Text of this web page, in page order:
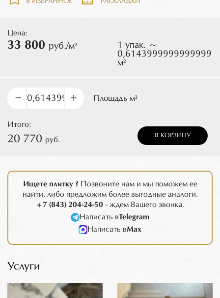
Цена:
33 800 руб./м²
1 упак. ~
0,6143999999999999
м²
– + Площадь м²
Итого:
20 770 руб.
В КОРЗИНУ
Ищете плитку ? Позвоните нам и мы поможем ее
найти, либо предложим более выгодные аналоги.
+7 (843) 204-24-50 - ждем Вашего звонка.
Написать вTelegram
Написать вMax
Услуги